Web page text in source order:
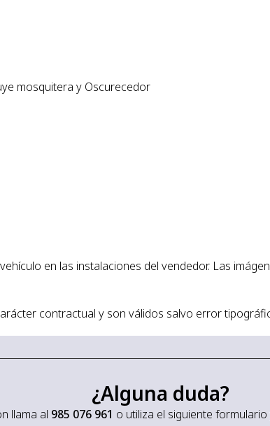
mosquitera y Oscurecedor
en las instalaciones del vendedor. Las
contractual y son válidos salvo error
¿Alguna duda?
llama al 985 076 961 o utiliza el siguiente